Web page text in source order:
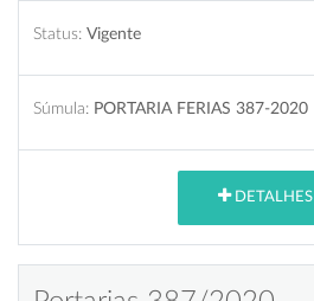
Status: Vigente
Súmula: PORTARIA FERIAS 387-2020
DETALHES